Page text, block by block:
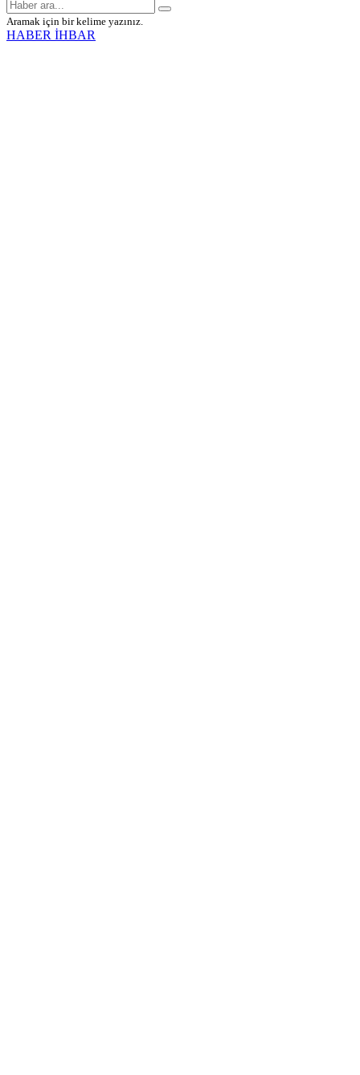
Aramak için bir kelime yazınız.
HABER İHBAR